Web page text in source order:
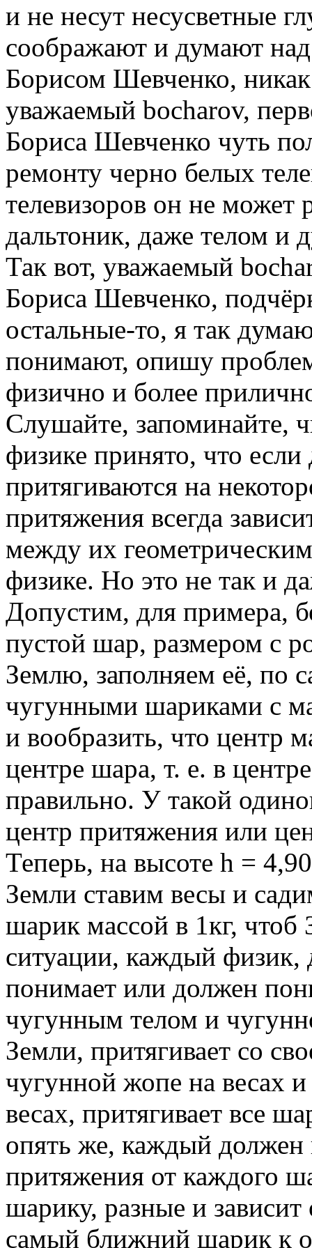
и не несут несусветные
соображают и думают
Борисом Шевченко,
уважаемый bocharov,
Бориса Шевченко чуть
ремонту черно белых
телевизоров он не может
дальтоник, даже телом и
Так вот, уважаемый
Бориса Шевченко,
остальные-то, я так
понимают, опишу
физично и более
Слушайте, запоминайте,
физике принято, что если
притягиваются на
притяжения всегда
между их
физике. Но это не так и
Допустим, для примера,
пустой шар, размером с
Землю, заполняем её, по
чугунными шариками с
и вообразить, что центр
центре шара, т. е. в
правильно. У такой
центр притяжения или
Теперь, на высоте h =
Земли ставим весы и
шарик массой в 1кг,
ситуации, каждый
понимает или должен
чугунным телом и
Земли, притягивает со
чугунной жопе на весах
весах, притягивает все
опять же, каждый должен
притяжения от каждого
шарику, разные и зависит
самый ближний шарик к